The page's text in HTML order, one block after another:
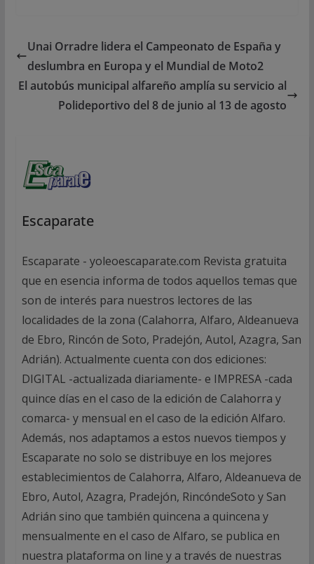
Unai Orradre lidera el Campeonato de España y
deslumbra en Europa y el Mundial de Moto2
El autobús municipal alfareño amplía su servicio al
Polideportivo del 8 de junio al 13 de agosto
Escaparate
Escaparate - yoleoescaparate.com Revista gratuita
que en esencia informa de todos aquellos temas que
son de interés para nuestros lectores de las
localidades de la zona (Calahorra, Alfaro, Aldeanueva
de Ebro, Rincón de Soto, Pradejón, Autol, Azagra, San
Adrián). Actualmente cuenta con dos ediciones:
DIGITAL -actualizada diariamente- e IMPRESA -cada
quince días en el caso de la edición de Calahorra y
comarca- y mensual en el caso de la edición Alfaro.
Además, nos adaptamos a estos nuevos tiempos y
Escaparate no solo se distribuye en los mejores
establecimientos de Calahorra, Alfaro, Aldeanueva de
Ebro, Autol, Azagra, Pradejón, RincóndeSoto y San
Adrián sino que también quincena a quincena y
mensualmente en el caso de Alfaro, se publica en
nuestra plataforma on line y a través de nuestras